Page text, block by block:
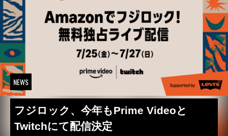
NEWS
フジロック、今年もPrime Videoと
Twitchにて配信決定